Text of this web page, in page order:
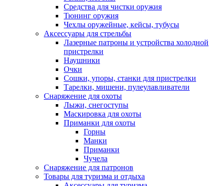
Средства для чистки оружия
Тюнинг оружия
Чехлы оружейные, кейсы, тубусы
Аксессуары для стрельбы
Лазерные патроны и устройства холодной
пристрелки
Наушники
Очки
Сошки, упоры, станки для пристрелки
Тарелки, мишени, пулеулавливатели
Снаряжение для охоты
Лыжи, снегоступы
Маскировка для охоты
Приманки для охоты
Горны
Манки
Приманки
Чучела
Снаряжение для патронов
Товары для туризма и отдыха